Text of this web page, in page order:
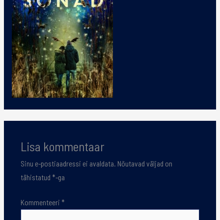
Lisa kommentaar
Sinu e-postiaadressi ei avaldata. Nõutavad väljad on
tähistatud *-ga
Kommenteeri *